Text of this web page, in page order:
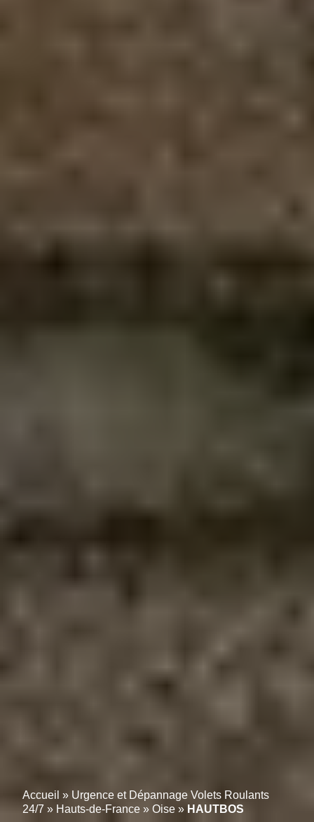
Accueil » Urgence et Dépannage Volets Roulants
24/7 » Hauts-de-France » Oise » HAUTBOS